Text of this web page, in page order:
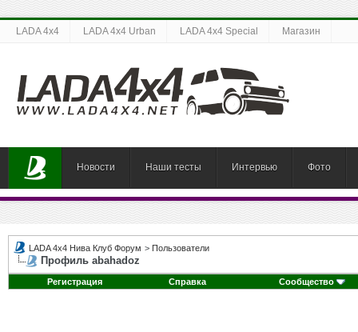
LADA 4x4 LADA 4x4 Urban LADA 4x4 Special Магазин
Новости Наши тесты Интервью Фото
LADA 4x4 Нива Клуб Форум > Пользователи
Профиль abahadoz
Регистрация Справка Сообщество